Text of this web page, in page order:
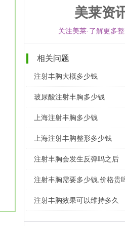
美莱资
关注美莱·了解更多
相关问题
注射丰胸大概多少钱
玻尿酸注射丰胸多少钱
上海注射丰胸多少钱
上海注射丰胸整形多少钱
注射丰胸会发生反弹吗之后
注射丰胸需要多少钱,价格贵
注射丰胸效果可以维持多久